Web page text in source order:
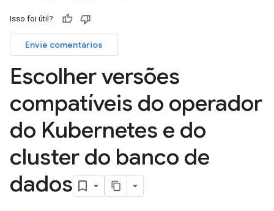
Isso foi útil?
Envie comentários
Escolher versões
compatíveis do operador
do Kubernetes e do
cluster do banco de
dados